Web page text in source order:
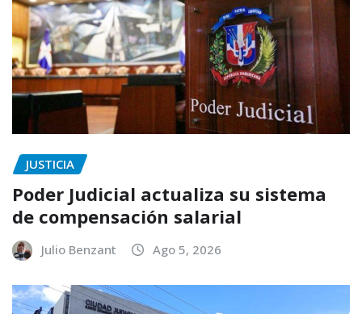
JUSTICIA
Poder Judicial actualiza su sistema
de compensación salarial
Julio Benzant Ago 5, 2026